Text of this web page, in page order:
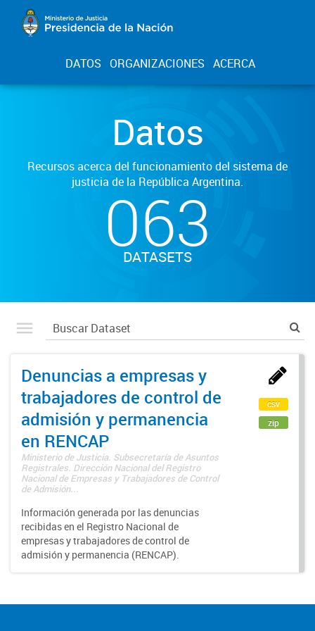
DATOS ORGANIZACIONES ACERCA
Datos
Recursos acerca del funcionamiento del sistema de
justicia de la República Argentina.
063
DATASETS
Denuncias a empresas y
trabajadores de control de
admisión y permanencia
en RENCAP
Ministerio de Justicia. Subsecretaría de Asuntos
Registrales. Dirección Nacional del Registro
Nacional de Empresas y Trabajadores de Control
de Admisión...
Información generada por las denuncias
recibidas en el Registro Nacional de
empresas y trabajadores de control de
admisión y permanencia (RENCAP).
csv
zip